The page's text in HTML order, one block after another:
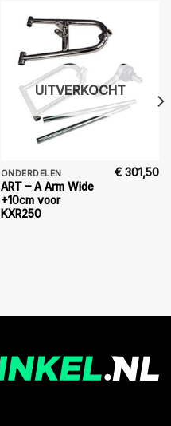
UITVERKOCHT
ONDERDELEN
ART – A Arm Wide
+10cm voor
KXR250
€ 301,50